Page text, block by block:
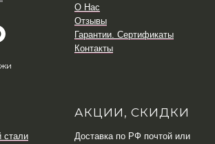
О Нас
Отзывы
Гарантии. Сертификаты
Контакты
стали
АКЦИИ, СКИДКИ
Доставка по РФ почтой или